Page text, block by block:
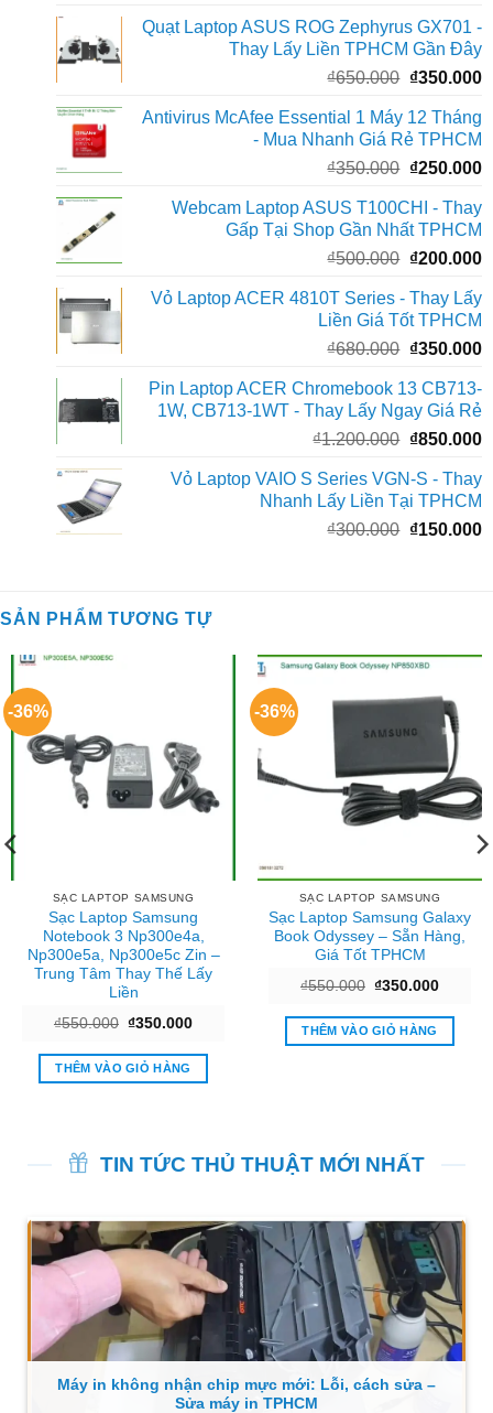
là:
₫450.000.
Quạt Laptop ASUS ROG Zephyrus GX701 -
Thay Lấy Liền TPHCM Gần Đây
₫650.000 Giá
là:
₫650.000.
₫350.000
Antivirus McAfee Essential 1 Máy 12 Tháng
- Mua Nhanh Giá Rẻ TPHCM
₫350.000 Giá
là:
₫350.000.
₫250.000
Webcam Laptop ASUS T100CHI - Thay
Gấp Tại Shop Gần Nhất TPHCM
₫500.000 Giá
là:
₫500.000.
₫200.000
Vỏ Laptop ACER 4810T Series - Thay Lấy
Liền Giá Tốt TPHCM
₫680.000 Giá
là:
₫680.000.
₫350.000
Pin Laptop ACER Chromebook 13 CB713-
1W, CB713-1WT - Thay Lấy Ngay Giá Rẻ
₫1.200.000 Giá
là:
₫850.000
Vỏ Laptop VAIO S Series VGN-S - Thay
Nhanh Lấy Liền Tại TPHCM
₫300.000 Giá
₫150.000
SẢN PHẨM TƯƠNG TỰ
-36%
SẠC LAPTOP SAMSUNG
Sạc Laptop Samsung
Notebook 3 Np300e4a,
Np300e5a, Np300e5c Zin –
Trung Tâm Thay Thế Lấy
Liền
₫550.000 Giá
là:
₫550.000.
₫350.000Giá
tại
₫350.000.
THÊM VÀO GIỎ HÀNG
-36%
SẠC LAPTOP SAMSUNG
Sạc Laptop Samsung Galaxy
Book Odyssey – Sẵn Hàng,
Giá Tốt TPHCM
₫550.000 Giá
là:
₫550.000.
₫350.000Giá
tại
THÊM VÀO GIỎ HÀNG
TIN TỨC THỦ THUẬT MỚI NHẤT
Máy in không nhận chip mực mới: Lỗi, cách sửa –
Sửa máy in TPHCM